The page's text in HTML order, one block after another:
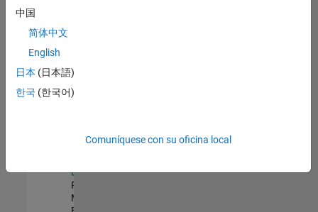
Compiler Engineer LLVM
US-MA-Natick
Development |
Senior
Program
US-MA-Natick|
Program
Management |
中国
简体中文
English
日本 (日本語)
한국 (한국어)
Comuníquese con su oficina local